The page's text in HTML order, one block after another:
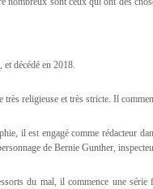
décédé en 2018.
religieuse et très stricte. Il
il est engagé comme rédacteur
de Bernie Gunther,
du mal, il commence une